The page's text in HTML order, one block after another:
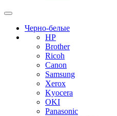
Черно-белые
HP
Brother
Ricoh
Canon
Samsung
Xerox
Kyocera
OKI
Panasonic